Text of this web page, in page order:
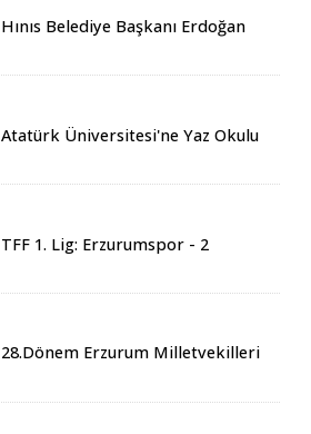
Hınıs Belediye Başkanı Erdoğan
Atatürk Üniversitesi'ne Yaz Okulu
TFF 1. Lig: Erzurumspor - 2
28.Dönem Erzurum Milletvekilleri